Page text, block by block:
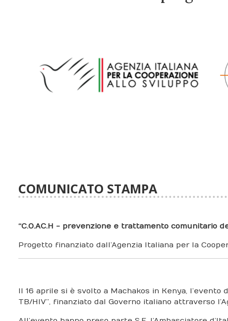
COMUNICATO STAMPA
“C.O.AC.H - prevenzione e trattamento comunitario
Progetto finanziato dall’Agenzia Italiana per la
Il 16 aprile si è svolto a Machakos in Kenya,
TB/HIV”, finanziato dal Governo italiano attraverso